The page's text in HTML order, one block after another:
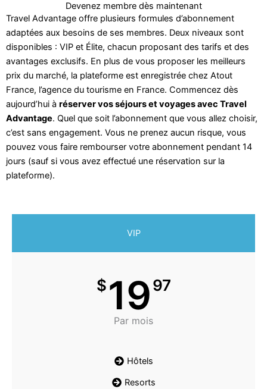
Devenez membre dès maintenant
Travel Advantage offre plusieurs formules d’abonnement
adaptées aux besoins de ses membres. Deux niveaux sont
disponibles : VIP et Élite, chacun proposant des tarifs et des
avantages exclusifs. En plus de vous proposer les meilleurs
prix du marché, la plateforme est enregistrée chez Atout
France, l’agence du tourisme en France. Commencez dès
aujourd’hui à réserver vos séjours et voyages avec Travel
Advantage. Quel que soit l’abonnement que vous allez choisir,
c’est sans engagement. Vous ne prenez aucun risque, vous
pouvez vous faire rembourser votre abonnement pendant 14
jours (sauf si vous avez effectué une réservation sur la
plateforme).
VIP
$1997
Par mois
Hôtels
Resorts